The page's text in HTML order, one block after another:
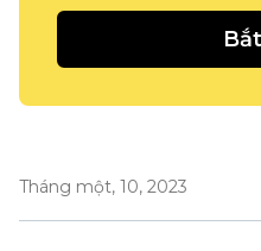
Tháng một, 10, 2023